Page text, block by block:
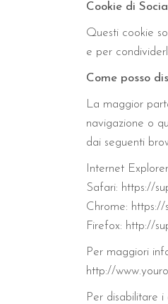
Cookie di
Questi cookie
e per
Come posso
La maggior
navigazione o
dai seguenti
Internet
Safari: https://
Chrome:
Firefox: http://
Per maggiori
http://
Per disabilitare